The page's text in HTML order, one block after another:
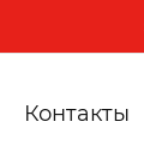
Контакты